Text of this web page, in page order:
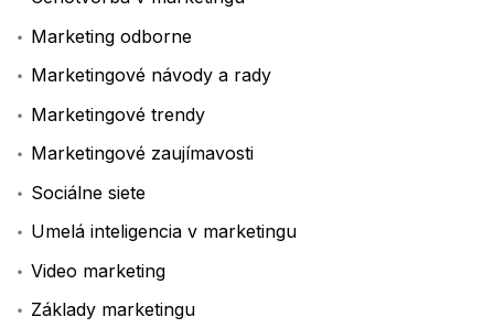
Marketing odborne
Marketingové návody a rady
Marketingové trendy
Marketingové zaujímavosti
Sociálne siete
Umelá inteligencia v marketingu
Video marketing
Základy marketingu